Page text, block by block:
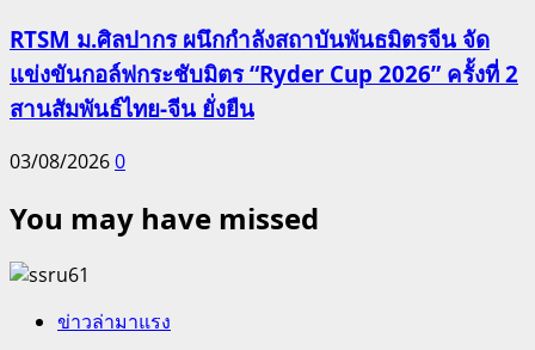
RTSM ม.ศิลปากร ผนึกกำลังสถาบันพันธมิตรจีน จัด
แข่งขันกอล์ฟกระชับมิตร “Ryder Cup 2026” ครั้งที่ 2
สานสัมพันธ์ไทย-จีน ยั่งยืน
03/08/20260
You may have missed
ข่าวล่ามาแรง